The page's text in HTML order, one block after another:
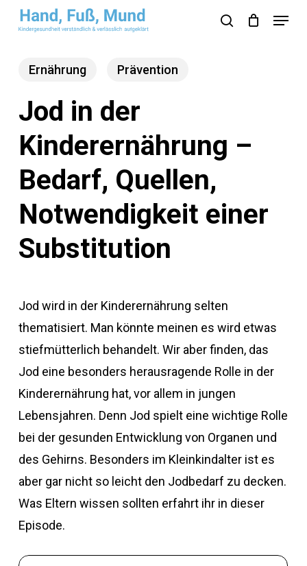
Skip
content
search
Menu
Ernährung Prävention
Jod in der
Kinderernährung –
Bedarf, Quellen,
Notwendigkeit einer
Substitution
Jod wird in der Kinderernährung selten
thematisiert. Man könnte meinen es wird etwas
stiefmütterlich behandelt. Wir aber finden, das
Jod eine besonders herausragende Rolle in der
Kinderernährung hat, vor allem in jungen
Lebensjahren. Denn Jod spielt eine wichtige Rolle
bei der gesunden Entwicklung von Organen und
des Gehirns. Besonders im Kleinkindalter ist es
aber gar nicht so leicht den Jodbedarf zu decken.
Was Eltern wissen sollten erfahrt ihr in dieser
Episode.